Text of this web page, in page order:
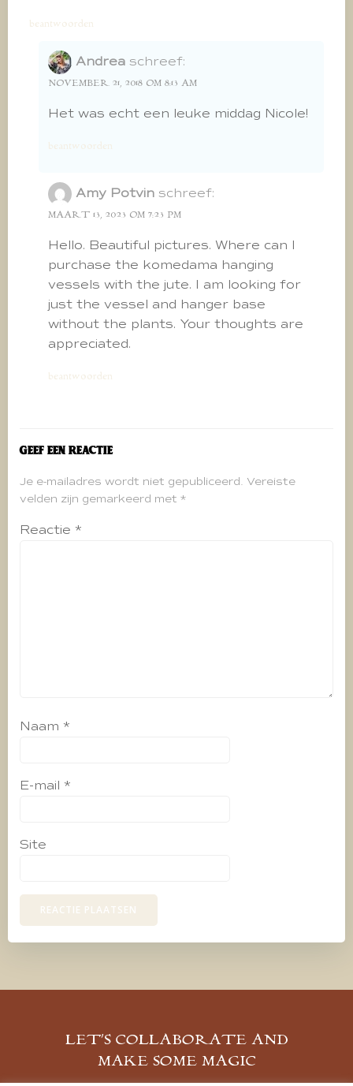
beantwoorden
Andrea schreef:
NOVEMBER 21, 2018 OM 8:13 AM
Het was echt een leuke middag Nicole!
beantwoorden
Amy Potvin schreef:
MAART 13, 2023 OM 7:23 PM
Hello. Beautiful pictures. Where can I
purchase the komedama hanging
vessels with the jute. I am looking for
just the vessel and hanger base
without the plants. Your thoughts are
appreciated.
beantwoorden
Geef een reactie
Je e-mailadres wordt niet gepubliceerd. Vereiste
velden zijn gemarkeerd met *
Reactie *
Naam *
E-mail *
Site
LET’S COLLABORATE AND
MAKE SOME MAGIC